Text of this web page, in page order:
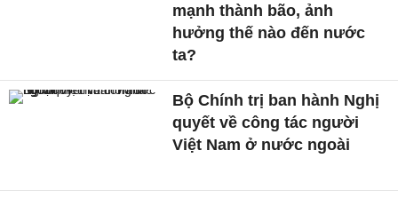
mạnh thành bão, ảnh
hưởng thế nào đến nước
ta?
Bộ Chính trị ban hành Nghị
quyết về công tác người
Việt Nam ở nước ngoài